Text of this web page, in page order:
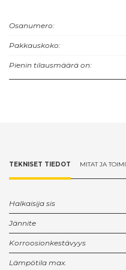
Osanumero:
Pakkauskoko:
Pienin tilausmäärä on:
TEKNISET TIEDOT MITAT JA
Halkaisija sis
Jännite
Korroosionkestävyys
Lämpötila max.